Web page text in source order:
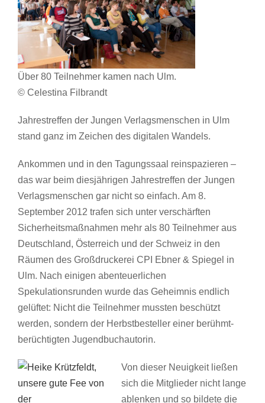
Über 80 Teilnehmer kamen nach Ulm.
© Celestina Filbrandt
Jahrestreffen der Jungen Verlagsmenschen in Ulm
stand ganz im Zeichen des digitalen Wandels.
Ankommen und in den Tagungssaal reinspazieren –
das war beim diesjährigen Jahrestreffen der Jungen
Verlagsmenschen gar nicht so einfach. Am 8.
September 2012 trafen sich unter verschärften
Sicherheitsmaßnahmen mehr als 80 Teilnehmer aus
Deutschland, Österreich und der Schweiz in den
Räumen des Großdruckerei CPI Ebner & Spiegel in
Ulm. Nach einigen abenteuerlichen
Spekulationsrunden wurde das Geheimnis endlich
gelüftet: Nicht die Teilnehmer mussten beschützt
werden, sondern der Herbstbesteller einer berühmt-
berüchtigten Jugendbuchautorin.
Von dieser Neuigkeit ließen
sich die Mitglieder nicht lange
ablenken und so bildete die